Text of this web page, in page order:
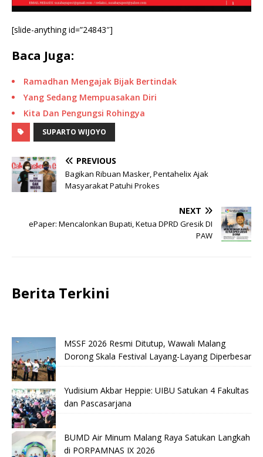
[slide-anything id=”24843″]
Baca Juga:
Ramadhan Mengajak Bijak Bertindak
Yang Sedang Mempuasakan Diri
Kita Dan Pengungsi Rohingya
SUPARTO WIJOYO
PREVIOUS
Bagikan Ribuan Masker, Pentahelix Ajak
Masyarakat Patuhi Prokes
NEXT
ePaper: Mencalonkan Bupati, Ketua DPRD Gresik DI
PAW
Berita Terkini
MSSF 2026 Resmi Ditutup, Wawali Malang
Dorong Skala Festival Layang-Layang Diperbesar
Yudisium Akbar Heppie: UIBU Satukan 4 Fakultas
dan Pascasarjana
BUMD Air Minum Malang Raya Satukan Langkah
di PORPAMNAS IX 2026